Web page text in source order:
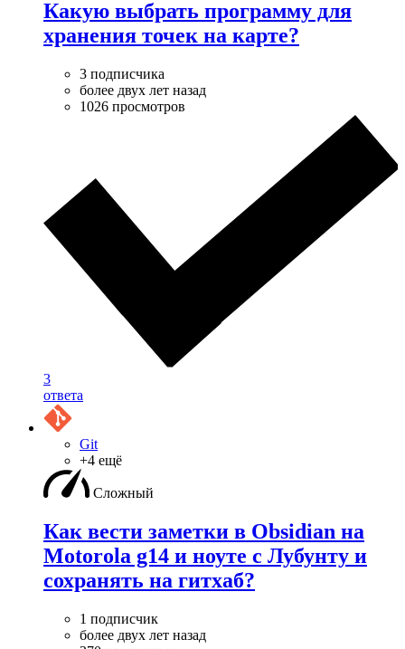
Какую выбрать программу для
хранения точек на карте?
3 подписчика
более двух лет назад
1026 просмотров
3
ответа
Git
+4 ещё
Сложный
Как вести заметки в Obsidian на
Motorola g14 и ноуте с Лубунту и
сохранять на гитхаб?
1 подписчик
более двух лет назад